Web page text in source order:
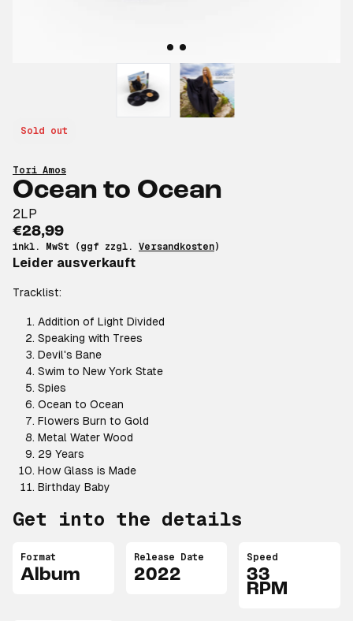
Tori Amos
Ocean to Ocean
2LP
€28,99
inkl. MwSt (ggf zzgl. Versandkosten)
Leider ausverkauft
Tracklist:
Addition of Light Divided
Speaking with Trees
Devil's Bane
Swim to New York State
Spies
Ocean to Ocean
Flowers Burn to Gold
Metal Water Wood
29 Years
How Glass is Made
Birthday Baby
Get into the details
Format
Album
Release Date
2022
Speed
33
RPM
Sold out